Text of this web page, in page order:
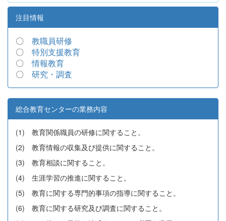
注目情報
〇 教職員研修
〇 特別支援教育
〇情報教育
〇 研究・調査
総合教育センターの業務内容
(1) 教育関係職員の研修に関すること。
(2) 教育情報の収集及び提供に関すること。
(3) 教育相談に関すること。
(4) 生涯学習の推進に関すること。
(5) 教育に関する専門的事項の指導に関すること。
(6) 教育に関する研究及び調査に関すること。